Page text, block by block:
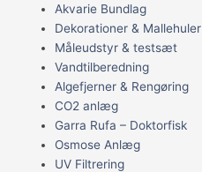
Akvarie Bundlag
Dekorationer & Mallehuler
Måleudstyr & testsæt
Vandtilberedning
Algefjerner & Rengøring
CO2 anlæg
Garra Rufa – Doktorfisk
Osmose Anlæg
UV Filtrering